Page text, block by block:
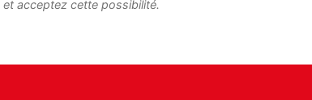
acceptez cette possibilité.